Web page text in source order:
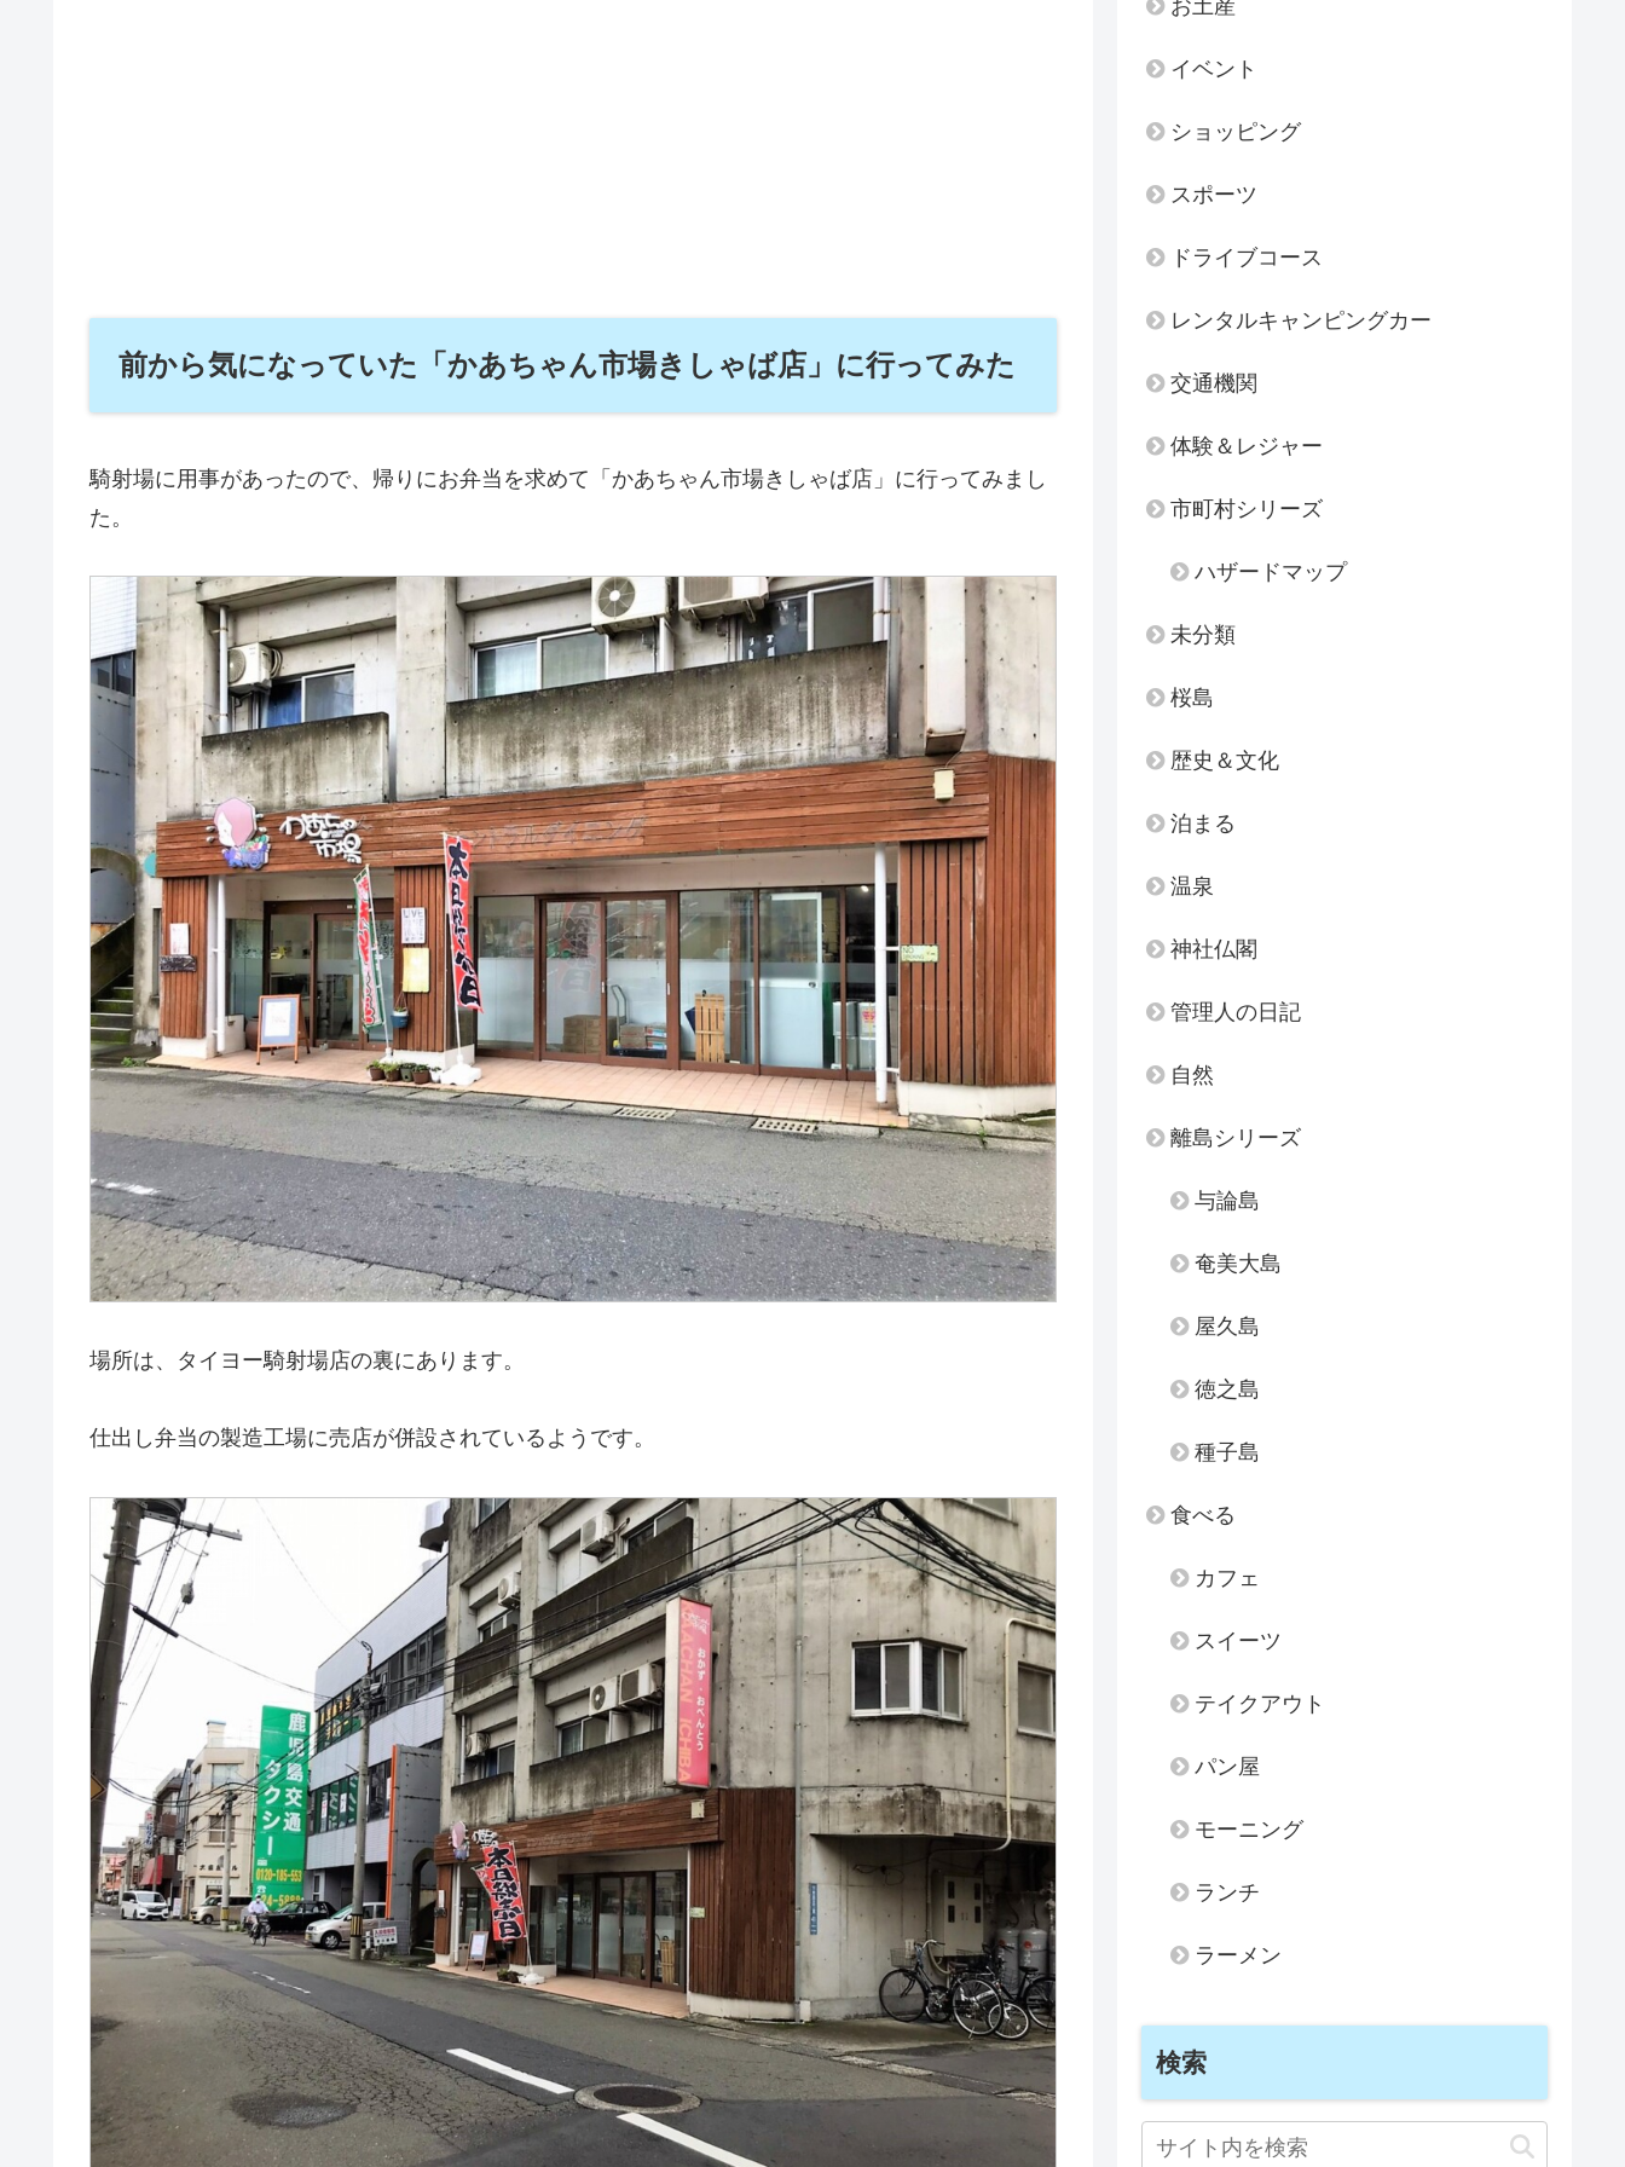
前から気になっていた「かあちゃん市場きしゃば店」に行ってみた
騎射場に用事があったので、帰りにお弁当を求めて「かあちゃん市場きしゃば店」に行ってみまし
た。
場所は、タイヨー騎射場店の裏にあります。
仕出し弁当の製造工場に売店が併設されているようです。
お土産
イベント
ショッピング
スポーツ
ドライブコース
レンタルキャンピングカー
交通機関
体験＆レジャー
市町村シリーズ
ハザードマップ
未分類
桜島
歴史＆文化
泊まる
温泉
神社仏閣
管理人の日記
自然
離島シリーズ
与論島
奄美大島
屋久島
徳之島
種子島
食べる
カフェ
スイーツ
テイクアウト
パン屋
モーニング
ランチ
ラーメン
検索